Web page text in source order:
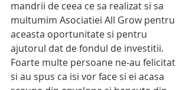
mandrii de ceea ce sa realizat si sa
multumim Asociatiei All Grow pentru
aceasta oportunitate si pentru
ajutorul dat de fondul de investitii.
Foarte multe persoane ne-au felicitat
si au spus ca isi vor face si ei acasa